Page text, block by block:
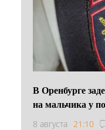
В Оренбурге
на мальчика у
8 августа 21:10